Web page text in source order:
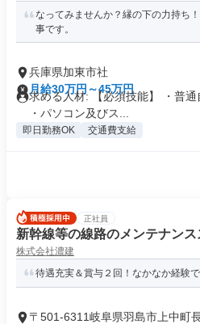
なってみませんか？縁の下の力持ち
事です。
兵庫県加東市社
月給30万円～45万円
求める人材: 【必須技能】 ・普
・パソコン及びス...
即日勤務OK 交通費支給
正社員
新幹線等の線路のメンテナンス
株式会社濃建
待遇充実＆賞与２回！なかなか経験
〒501-6311岐阜県羽島市上中町